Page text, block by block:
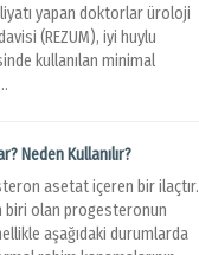
yapan doktorlar üroloji
(REZUM), iyi huylu
kullanılan minimal
Neden Kullanılır?
asetat içeren bir ilaçtır.
biri olan progesteronun
aşağıdaki durumlarda